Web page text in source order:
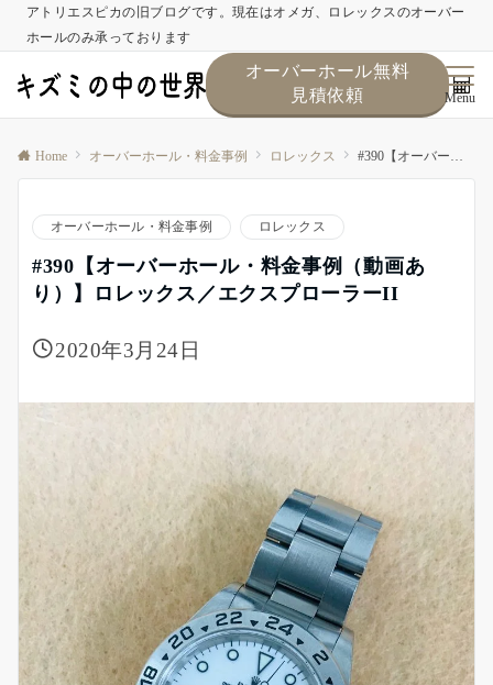
アトリエスピカの旧ブログです。現在はオメガ、ロレックスのオーバー
ホールのみ承っております
オーバーホール無料
見積依頼
Menu
Home オーバーホール・料金事例 ロレックス #390【オーバーホール・料金事例（動画あり）】ロレックス／エクスプローラーII
オーバーホール・料金事例 ロレックス
#390【オーバーホール・料金事例（動画あ
り）】ロレックス／エクスプローラーII
2020年3月24日